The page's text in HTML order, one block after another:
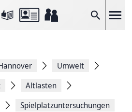
Suche
Umwelt
Altlasten
Spiel­platz­unter­suchungen